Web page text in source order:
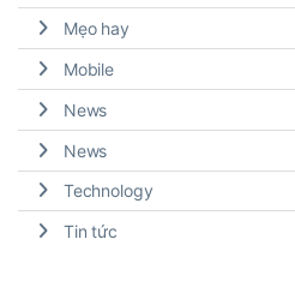
Mẹo hay
Mobile
News
News
Technology
Tin tức